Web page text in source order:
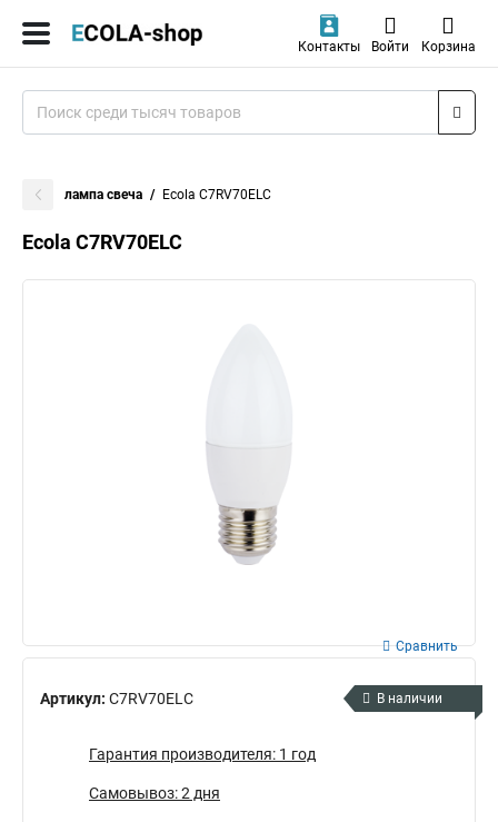
Контакты Войти Корзина
лампа свеча Ecola C7RV70ELC
Ecola C7RV70ELC
Артикул: C7RV70ELC
Сравнить
В наличии
Гарантия производителя: 1 год
Самовывоз: 2 дня